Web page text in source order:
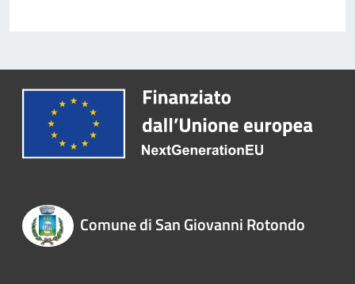
Comune di San Giovanni Rotondo